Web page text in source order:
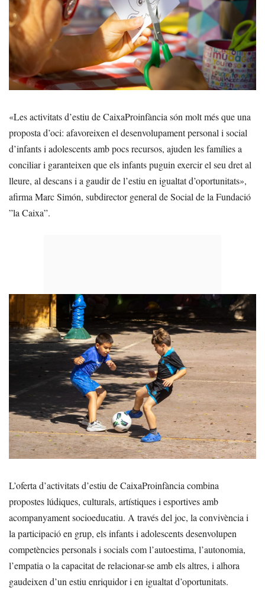
«Les activitats d’estiu de CaixaProinfància són molt més que una
proposta d’oci: afavoreixen el desenvolupament personal i social
d’infants i adolescents amb pocs recursos, ajuden les famílies a
conciliar i garanteixen que els infants puguin exercir el seu dret al
lleure, al descans i a gaudir de l’estiu en igualtat d’oportunitats»,
afirma Marc Simón, subdirector general de Social de la Fundació
”la Caixa”.
L’oferta d’activitats d’estiu de CaixaProinfància combina
propostes lúdiques, culturals, artístiques i esportives amb
acompanyament socioeducatiu. A través del joc, la convivència i
la participació en grup, els infants i adolescents desenvolupen
competències personals i socials com l’autoestima, l’autonomia,
l’empatia o la capacitat de relacionar-se amb els altres, i alhora
gaudeixen d’un estiu enriquidor i en igualtat d’oportunitats.